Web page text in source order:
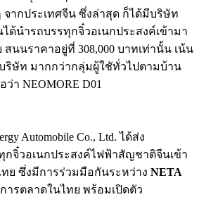
จากประเทศจีน ซึ่งล่าสุด ก็ได้มีบริษัท
ด้นำรถบรรทุกจิ๋วอเนกประสงค์เข้ามา
นนราคาอยู่ที่ 308,000 บาทเท่านั้น เน้น
ริษัท มากกว่ากลุ่มผู้ใชัทั่วไปตามบ้าน
า NEOMORE D01
Automobile Co., Ltd. ได้ส่ง
กจิ๋วอเนกประสงค์ไฟฟ้าสัญชาติจีนเข้า
ย ซึ่งมีการร่วมมือกันระหว่าง NETA
ารตลาดในไทย พร้อมเปิดตัว